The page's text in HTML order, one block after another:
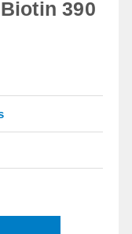
390